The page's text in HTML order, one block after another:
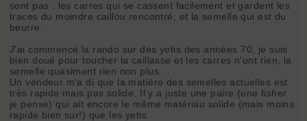
sont pas : les carres qui se cassent facilement et gardent les
traces du moindre caillou rencontré, et la semelle qui est du
beurre.
J'ai commencé la rando sur des yetis des années 70, je suis
bien doué pour toucher la caillasse et les carres n'ont rien, la
semelle quasiment rien non plus.
Un vendeur m'a di que la matière des semelles actuelles est
très rapide mais pas solide. Il y a juste une paire (une fisher
je pense) qui ait encore le même matériau solide (mais moins
rapide bien sur!) que les yetis.